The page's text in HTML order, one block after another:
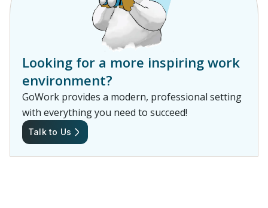
Looking for a more inspiring work
environment?
GoWork provides a modern, professional setting
with everything you need to succeed!
Talk to Us